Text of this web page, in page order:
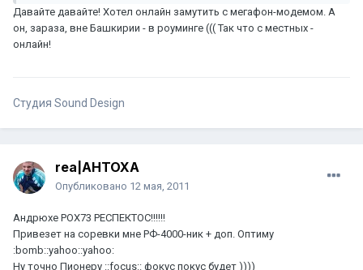
Давайте давайте! Хотел онлайн замутить с мегафон-модемом. А
он, зараза, вне Башкирии - в роуминге ((( Так что с местных -
онлайн!
Студия Sound Design
rea|AHTOXA
Опубликовано 12 мая, 2011
Андрюхе POX73 РЕСПЕКТОС!!!!!!
Привезет на соревки мне РФ-4000-ник + доп. Оптиму
:bomb::yahoo::yahoo:
Ну точно Пионеру ::focus:: фокус покус будет ))))